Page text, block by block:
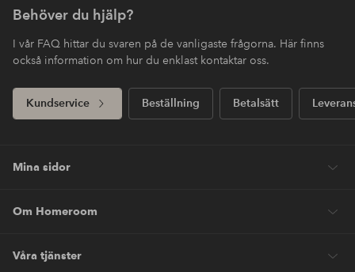
Behöver du hjälp?
I vår FAQ hittar du svaren på de vanligaste frågorna. Här finns
också information om hur du enklast kontaktar oss.
Kundservice Beställning Betalsätt
Mina sidor
Om Homeroom
Våra tjänster